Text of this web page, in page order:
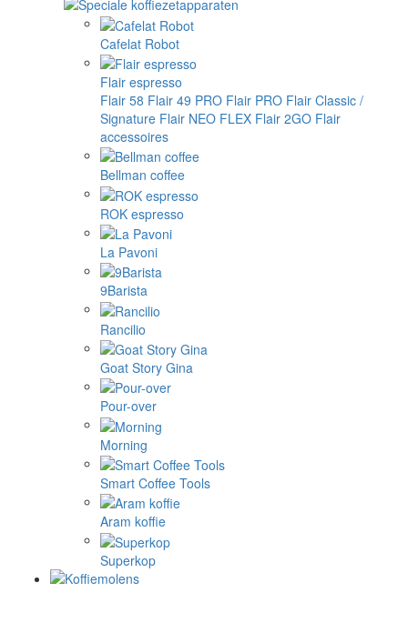
Cafelat Robot
Flair espresso
Flair 58 Flair 49 PRO Flair PRO Flair Classic /
Signature Flair NEO FLEX Flair 2GO Flair
accessoires
Bellman coffee
ROK espresso
La Pavoni
9Barista
Rancilio
Goat Story Gina
Pour-over
Morning
Smart Coffee Tools
Aram koffie
Superkop